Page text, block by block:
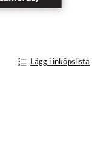
Lägg i inköpslista